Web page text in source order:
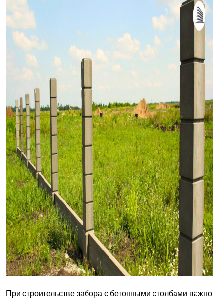
При строительстве забора с бетонными столбами важно